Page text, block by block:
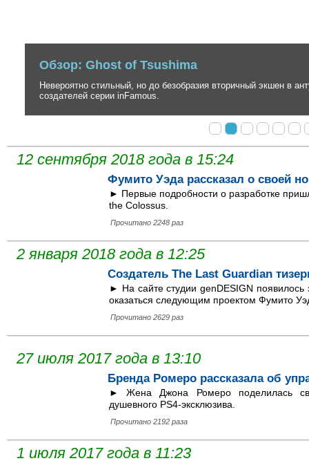
Обзор: Ghost of Tsushima
Невероятно стильный, но до безобразия вторичный экшен в
создателей серии inFamous.
12 сентября 2018 года в 15:24
Фумито Уэда рассказал о своей
► Первые подробности о разработке
the Colossus.
Прочитано 2248 раз
2 января 2018 года в 12:25
Создатель The Last Guardian
► На сайте студии genDESIGN появилось
оказаться следующим проектом Фумито
Прочитано 2629 раз
27 июля 2017 года в 13:10
Бренда Ромеро рассказала об
► Жена Джона Ромеро поделилась
душевного PS4-эксклюзива.
Прочитано 2192 раза
1 июля 2017 года в 11:23